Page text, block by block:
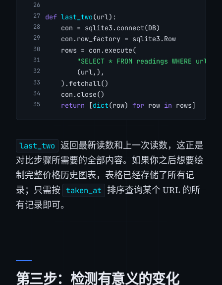
def last_two(url):
    con = sqlite3.connect(DB)
    con.row_factory = sqlite3.Row
    rows = con.execute(
"SELECT * FROM readings WHERE url
        (url,),
    ).fetchall()
    con.close()
return [dict(row) for row in rows]
last_two 返回最新读数和上一次读数，这正是
对比步骤所需要的全部内容。如果你之后想要绘
制完整价格历史图表，表格已经存储了所有记
录；只需按 taken_at
排序查询某个 URL 的所
有记录即可。
第三步：检测有意义的变化